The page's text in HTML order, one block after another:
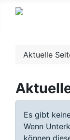
Aktuelle
Information
Es gibt
Wenn